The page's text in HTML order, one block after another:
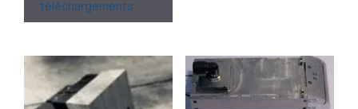
téléchargements